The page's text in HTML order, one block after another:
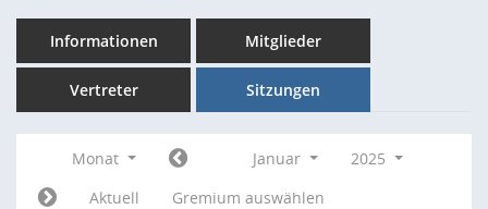
Informationen Mitglieder
Vertreter Sitzungen
Monat Januar
2025
Aktuell
Gremium auswählen